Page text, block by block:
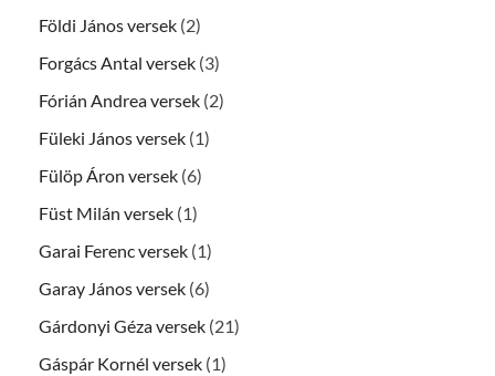
Földi János versek (2)
Forgács Antal versek (3)
Fórián Andrea versek (2)
Füleki János versek (1)
Fülöp Áron versek (6)
Füst Milán versek (1)
Garai Ferenc versek (1)
Garay János versek (6)
Gárdonyi Géza versek (21)
Gáspár Kornél versek (1)